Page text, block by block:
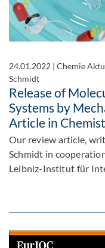
24.01.2022 |Chemie
Schmidt
Release of
Systems by
Article in
Our review article,
Schmidt in
Leibniz-Institut für